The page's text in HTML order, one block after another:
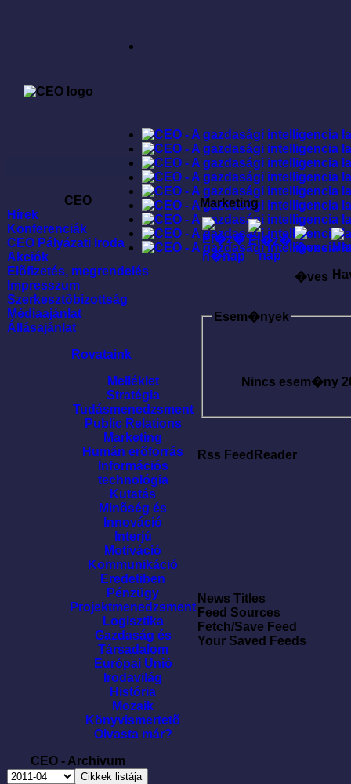
CEO
Hírek
Konferenciák
CEO Pályázati Iroda
Akciók
Elõfizetés, megrendelés
Impresszum
Szerkesztõbizottság
Médiaajánlat
Állásajánlat
Rovataink
Melléklet
Stratégia
Tudásmenedzsment
Public Relations
Marketing
Humán erõforrás
Információs
technológia
Kutatás
Minõség és
Innováció
Interjú
Motíváció
Kommunikáció
Eredetiben
Pénzügy
Projektmenedzsment
Logisztika
Gazdaság és
Társadalom
Európai Unió
Irodavilág
História
Mozaik
Könyvismertetõ
Olvasta már?
CEO - Archivum
Marketing
�ves
Esem�nyek
Nincs esem�ny
Rss FeedReader
News Titles
Feed Sources
Fetch/Save Feed
Your Saved Feeds